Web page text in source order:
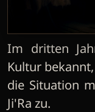
Im dritten
Kultur
die Situation
Ji'Ra zu.